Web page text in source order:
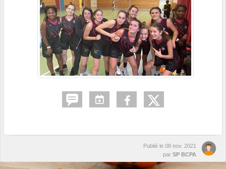
Publié le 08 nov. 2021
par SP BCPA